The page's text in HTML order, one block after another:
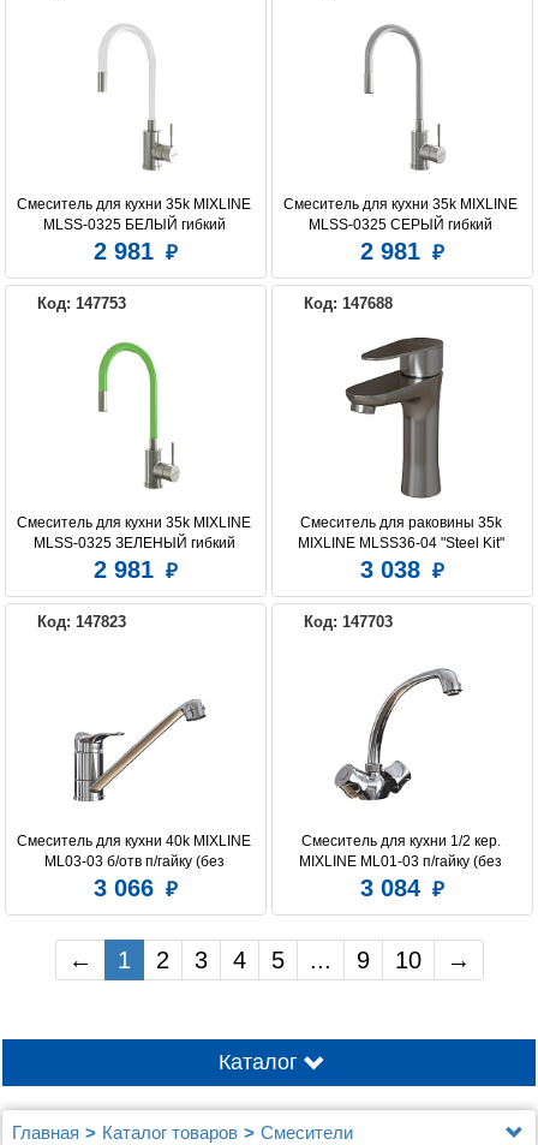
Смеситель для кухни 35k MIXLINE
MLSS-0325 БЕЛЫЙ гибкий
силиконовый излив
2 981
Смеситель для кухни 35k MIXLINE
MLSS-0325 СЕРЫЙ гибкий
силиконовый излив
2 981
Код: 147753
Смеситель для кухни 35k MIXLINE
MLSS-0325 ЗЕЛЕНЫЙ гибкий
силиконовый излив
2 981
Код: 147688
Смеситель для раковины 35k
MIXLINE MLSS36-04 "Steel Kit"
нерж.
3 038
Код: 147823
Смеситель для кухни 40k MIXLINE
ML03-03 б/отв п/гайку (без
подводки)
3 066
Код: 147703
Смеситель для кухни 1/2 кер.
MIXLINE ML01-03 п/гайку (без
подводки)
3 084
← 1 2 3 4 5 ... 9 10 →
Каталог
Главная Каталог товаров Смесители